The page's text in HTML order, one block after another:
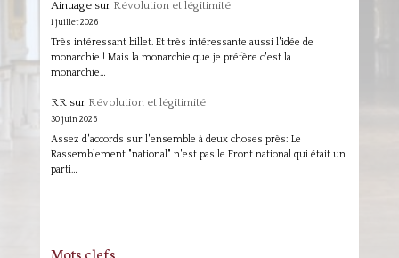
Ainuagesur Révolution et légitimité
1 juillet 2026
Très intéressant billet. Et très intéressante aussi l'idée de
monarchie ! Mais la monarchie que je préfère c'est la
monarchie…
RR sur Révolution et légitimité
30 juin 2026
Assez d'accords sur l'ensemble à deux choses près: Le
Rassemblement "national" n'est pas le Front national qui était un
parti…
Mots clefs